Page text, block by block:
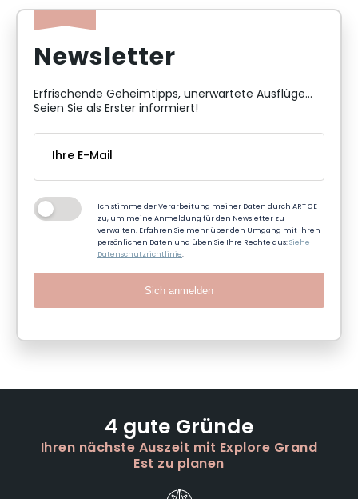
Newsletter
Erfrischende Geheimtipps, unerwartete Ausflüge...
Seien Sie als Erster informiert!
Ich stimme der Verarbeitung meiner Daten durch ART GE
zu, um meine Anmeldung für den Newsletter zu
verwalten. Erfahren Sie mehr über den Umgang mit Ihren
persönlichen Daten und üben Sie Ihre Rechte aus:Siehe
Datenschutzrichtlinie.
Sich anmelden
4 gute Gründe
Ihren nächste Auszeit mit Explore Grand
Est zu planen